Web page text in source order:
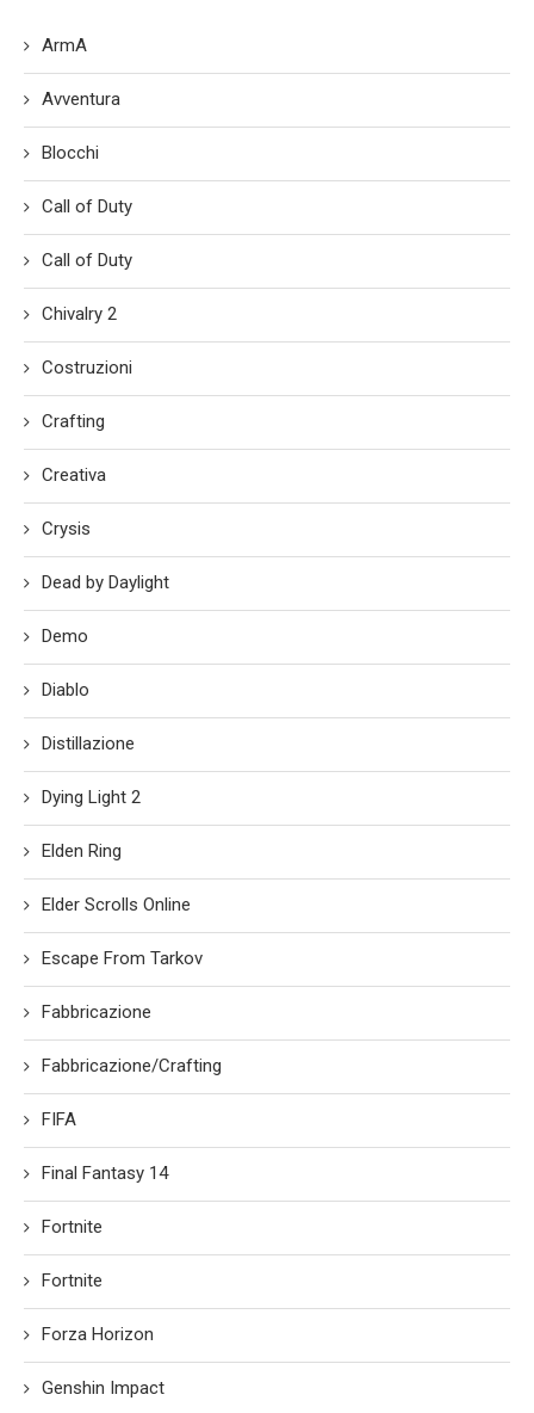
ArmA
Avventura
Blocchi
Call of Duty
Call of Duty
Chivalry 2
Costruzioni
Crafting
Creativa
Crysis
Dead by Daylight
Demo
Diablo
Distillazione
Dying Light 2
Elden Ring
Elder Scrolls Online
Escape From Tarkov
Fabbricazione
Fabbricazione/Crafting
FIFA
Final Fantasy 14
Fortnite
Fortnite
Forza Horizon
Genshin Impact